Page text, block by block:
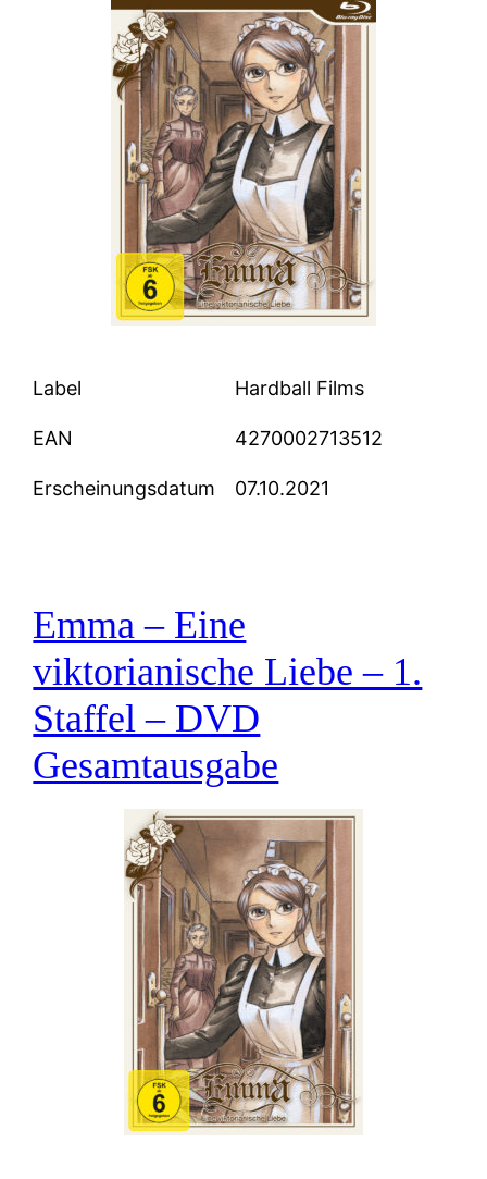
Label Hardball Films
EAN 4270002713512
Erscheinungsdatum 07.10.2021
Emma – Eine
viktorianische Liebe – 1.
Staffel – DVD
Gesamtausgabe